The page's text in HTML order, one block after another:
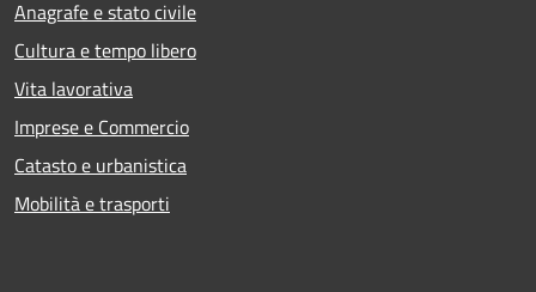
Anagrafe e stato civile
Cultura e tempo libero
Vita lavorativa
Imprese e Commercio
Catasto e urbanistica
Mobilità e trasporti